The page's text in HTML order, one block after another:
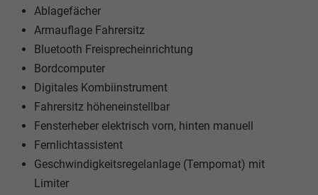
Ablagefächer
Armauflage Fahrersitz
Bluetooth Freisprecheinrichtung
Bordcomputer
Digitales Kombiinstrument
Fahrersitz höheneinstellbar
Fensterheber elektrisch vorn, hinten manuell
Fernlichtassistent
Geschwindigkeitsregelanlage (Tempomat) mit
Limiter